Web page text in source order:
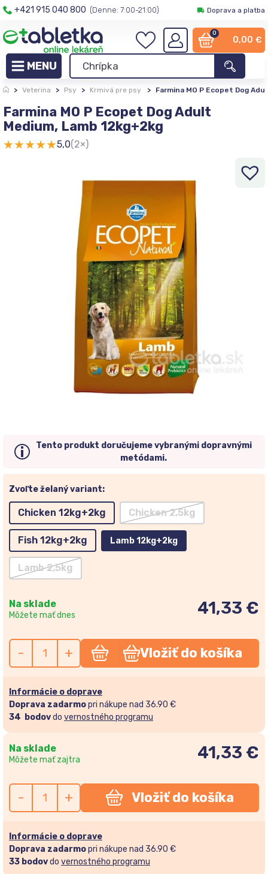
+421 915 040 800 (Denne: 7:00-21:00) Doprava a platba
0
0,00 €
> Veterina > Psy > Krmivá pre psy > Farmina MO P Ecopet Dog
Farmina MO P Ecopet Dog Adult
Medium, Lamb 12kg+2kg
★★★★★5,0(2×)
Tento produkt doručujeme vybranými dopravnými
metódami.
Zvoľte želaný variant:
Chicken 12kg+2kg Chicken 2,5kg
Fish 12kg+2kg Lamb 12kg+2kg
Lamb 2,5kg
Na sklade
Môžete mať dnes 41,33 €
- + Vložiť do košíka
Informácie o doprave
Doprava zadarmopri nákupe nad 36.90 €
34 bodovdo vernostného programu
Na sklade
Môžete mať zajtra 41,33 €
- + Vložiť do košíka
Informácie o doprave
Doprava zadarmopri nákupe nad 36.90 €
33 bodovdo vernostného programu